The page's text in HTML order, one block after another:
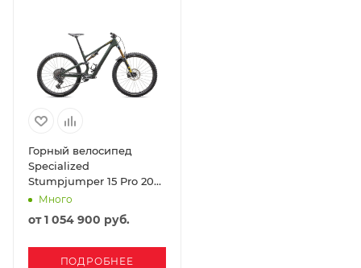
Горный велосипед
Specialized
Stumpjumper 15 Pro 2025
Satin Green Tint /
Gunmetal / Satin Metallic
Sulphur
Много
от1 054 900 руб.
ПОДРОБНЕЕ